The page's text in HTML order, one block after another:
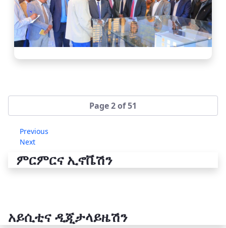
Page 2 of 51
Previous
Next
ምርምርና ኢኖቬሽን
አይሲቲና ዲጂታላይዜሽን